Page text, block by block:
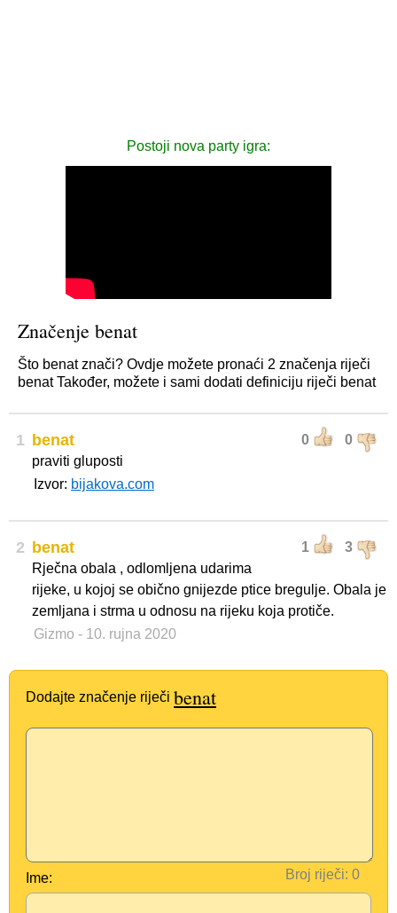
Postoji nova party igra:
Značenje benat
Što benat znači? Ovdje možete pronaći 2 značenja riječi
benat Također, možete i sami dodati definiciju riječi benat
1 0 0
benat
praviti gluposti
Izvor: bijakova.com
2 1 3
benat
Rječna obala , odlomljena udarima
rijeke, u kojoj se obično gnijezde ptice bregulje. Obala je
zemljana i strma u odnosu na rijeku koja protiče.
Gizmo - 10. rujna 2020
Dodajte značenje riječi benat
Broj riječi:
Ime: